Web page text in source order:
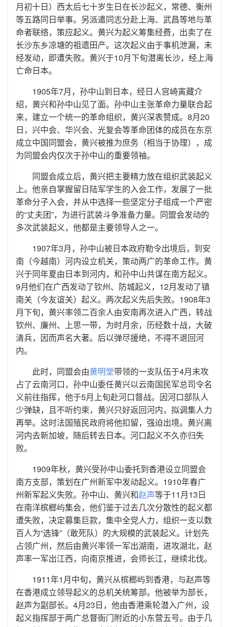
月初十日）西太后七十岁生日在长沙起义，常德、衡州
等五路同日举事。另派遣同志分赴上海、武昌等地与革
命者联络，策应起义。黄兴为起义筹集经费，出卖了在
长沙东乡凉塘的祖遗田产。这次起义由于事机泄漏，未
经发动，即遭失败。黄兴于10月下旬潜离长沙，经上海
亡命日本。
1905年7月，孙中山到日本，经日人宫崎寅藏介
绍，黄兴和孙中山见了面。孙中山主张革命力量联合起
来，建立一个统一的革命组织，黄兴深表赞成。8月20
日，兴中会、华兴会、光复会等革命团体的成员在东京
成立中国同盟会，黄兴被推为庶务（相当于协理），成
为同盟会内仅次于孙中山的重要领袖。
同盟会成立后，黄兴把主要精力放在组织武装起义
上。他亲自掌握留日陆军学生的入会工作，发展了一批
革命分子入会，并从中选择一些坚定分子组成一个严密
的“丈夫团”，为进行武装斗争准备力量。同盟会发动的
多次武装起义，他都是主要领导人之一。
1907年3月，孙中山被日本政府勒令出境后，到安
南（今越南）河内设立机关，策动两广的革命工作。黄
兴于同年夏由日本到河内，和孙中山共谋在南方起义。
9月他们在广西发动了钦州、防城起义，12月发动了镇
南关（今友谊关）起义。两次起义先后失败。1908年3
月下旬，黄兴率领二百余人由安南再次进入广西，转战
钦州、廉州、上思一带，为时月余，历经数十战，大破
清兵，因而声名大著。后以弹尽援绝，不得不退回河
内。
此时，同盟会由黄明堂带领的一支队伍于4月末攻
占了云南河口，孙中山委任黄兴以云南国民军总司令名
义前往指挥，他于5月上旬赴河口督战。因河口部队人
少弹缺，且不听约束，黄兴只好返回河内，拟调集人力
再举。这时法国殖民政府将他扣留，强迫出境。黄兴离
河内去新加坡，随后转去日本。河口起义不久亦归失
败。
1909年秋，黄兴受孙中山委托到香港设立同盟会
南方支部，策划在广州新军中发动起义。1910年春广
州新军起义失败。孙中山、黄兴和赵声等于11月13日
在南洋槟榔屿集会，他们鉴于过去几次分散性的起义都
遭失败，决定募集巨款，集中全党人力，组织一支以数
百人为“选锋”（敢死队）的大规模的武装起义。计划先
占领广州，然后由黄兴率领一军出湖南，进攻湖北，赵
声率一军出江西，向南京推进，会师长江，继续北伐。
1911年1月中旬，黄兴从槟榔屿到香港，与赵声等
在香港成立领导起义的总机关统筹部。他被举为部长，
赵声为副部长。4月23日，他由香港乘轮潜入广州，设
起义指挥部于两广总督衙门附近的小东营五号。由于几